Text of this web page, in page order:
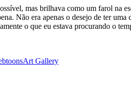
mas brilhava como um farol na
Não era apenas o desejo de ter
o que eu estava procurando o
Art Gallery